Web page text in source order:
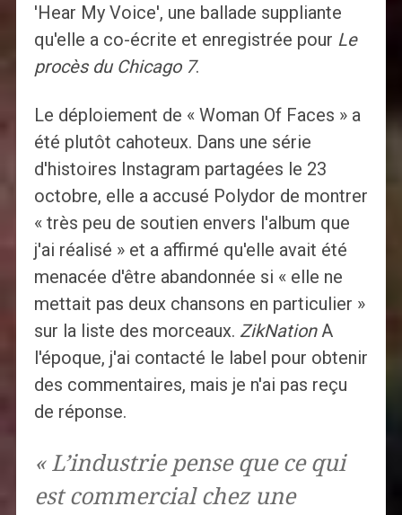
'Hear My Voice', une ballade suppliante
qu'elle a co-écrite et enregistrée pour Le
procès du Chicago 7.
Le déploiement de « Woman Of Faces » a
été plutôt cahoteux. Dans une série
d'histoires Instagram partagées le 23
octobre, elle a accusé Polydor de montrer
« très peu de soutien envers l'album que
j'ai réalisé » et a affirmé qu'elle avait été
menacée d'être abandonnée si « elle ne
mettait pas deux chansons en particulier »
sur la liste des morceaux. ZikNationA
l'époque, j'ai contacté le label pour obtenir
des commentaires, mais je n'ai pas reçu
de réponse.
« L’industrie pense que ce qui
est commercial chez une